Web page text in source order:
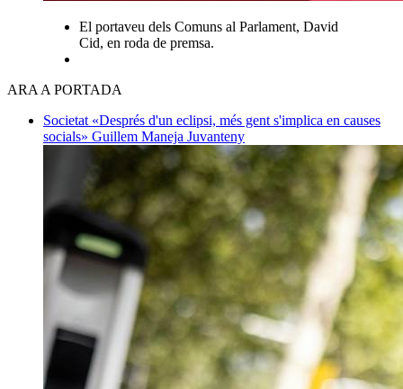
El portaveu dels Comuns al Parlament, David
Cid, en roda de premsa.
ARA A PORTADA
Societat «Després d'un eclipsi, més gent s'implica en causes
socials» Guillem Maneja Juvanteny